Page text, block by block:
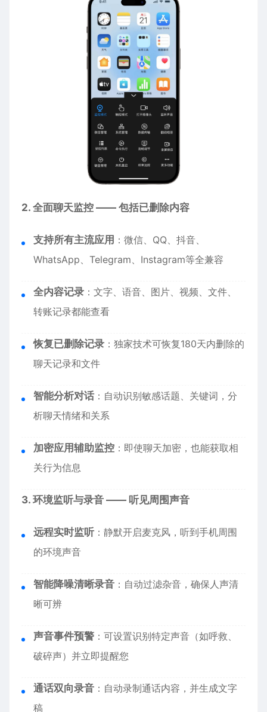
2. 全面聊天监控 —— 包括已删除内容
支持所有主流应用 ：微信、QQ、抖音、
WhatsApp、Telegram、Instagram等全兼容
全内容记录 ：文字、语音、图片、视频、文件、
转账记录都能查看
恢复已删除记录 ：独家技术可恢复180天内删除的
聊天记录和文件
智能分析对话 ：自动识别敏感话题、关键词，分
析聊天情绪和关系
加密应用辅助监控 ：即使聊天加密，也能获取相
关行为信息
3. 环境监听与录音 —— 听见周围声音
远程实时监听 ：静默开启麦克风，听到手机周围
的环境声音
智能降噪清晰录音 ：自动过滤杂音，确保人声清
晰可辨
声音事件预警 ：可设置识别特定声音（如呼救、
破碎声）并立即提醒您
通话双向录音 ：自动录制通话内容，并生成文字
稿